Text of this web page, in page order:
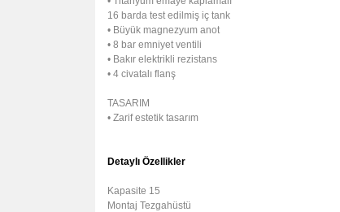
16 barda test edilmiş iç tank
• Büyük magnezyum anot
• 8 bar emniyet ventili
• Bakır elektrikli rezistans
• 4 civatalı flanş
TASARIM
• Zarif estetik tasarım
Detaylı Özellikler
Kapasite 15
Montaj Tezgahüstü